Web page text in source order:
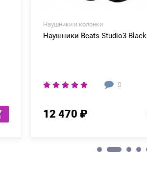
Наушники и колонки
Наушники Beats Studio3 Black
0
12 470 ₽